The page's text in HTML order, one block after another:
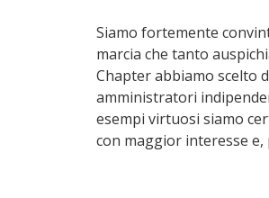
Siamo fortemente
marcia che tanto
Chapter abbiamo scelto
amministratori
esempi virtuosi siamo
con maggior interesse e,